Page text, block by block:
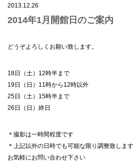
2013.12.26
2014年1月開館日のご案内
どうぞよろしくお願い致します。
18日（土）12時半まで
19日（日）11時から12時以外
25日（土）15時半まで
26日（日）終日
＊撮影は一時間程度です
＊上記以外の日時でも可能な限り調整致します
お気軽にお問い合わせ下さい